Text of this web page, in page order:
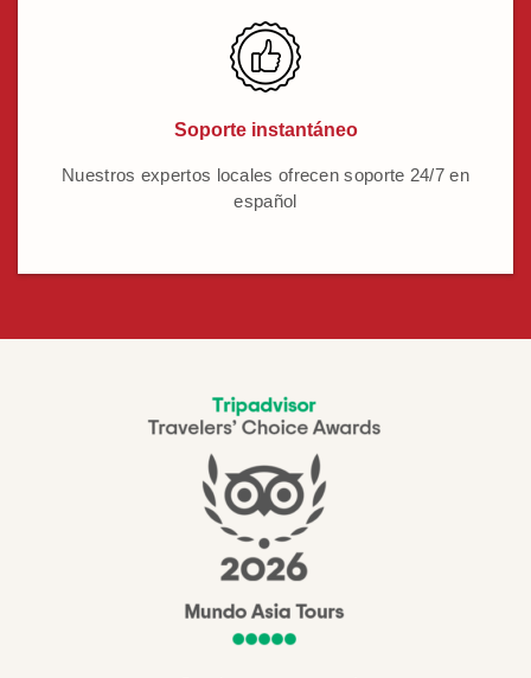
Soporte instantáneo
Nuestros expertos locales ofrecen soporte 24/7 en
español